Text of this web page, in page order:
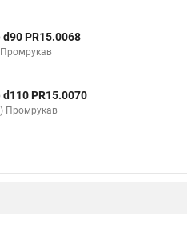
PR15.0068
PR15.0070
Промрукав